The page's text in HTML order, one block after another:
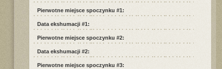
Pierwotne miejsce spoczynku #1:
Data ekshumacji #1:
Pierwotne miejsce spoczynku #2:
Data ekshumacji #2:
Pierwotne miejsce spoczynku #3: